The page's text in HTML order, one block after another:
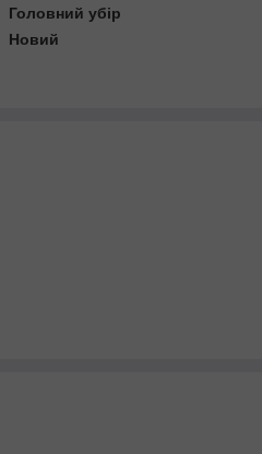
Головний убір
Новий